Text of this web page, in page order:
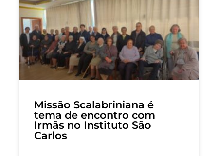
Missão Scalabriniana é
tema de encontro com
Irmãs no Instituto São
Carlos